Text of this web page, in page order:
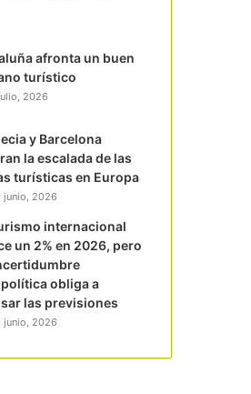
afronta un buen
turístico
2026
y Barcelona
la escalada de las
turísticas en Europa
junio, 2026
internacional
un 2% en 2026, pero
obliga a
las previsiones
junio, 2026